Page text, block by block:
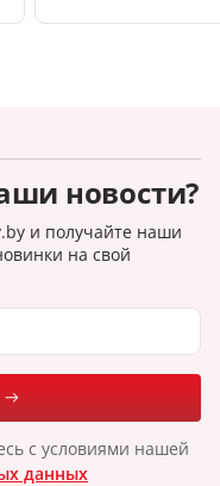
новости?
и получайте наши
на свой
с условиями нашей
данных